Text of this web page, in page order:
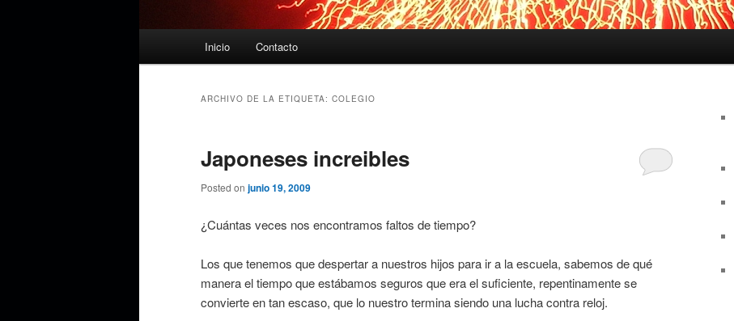
Inicio Contacto
ARCHIVO DE LA ETIQUETA: COLEGIO
Japoneses increibles
Posted on junio 19, 2009
¿Cuántas veces nos encontramos faltos de tiempo?
Los que tenemos que despertar a nuestros hijos para ir a la escuela, sabemos de qué
manera el tiempo que estábamos seguros que era el suficiente, repentinamente se
convierte en tan escaso, que lo nuestro termina siendo una lucha contra reloj.